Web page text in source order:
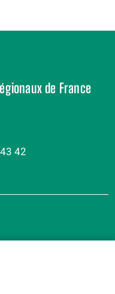
de France
42